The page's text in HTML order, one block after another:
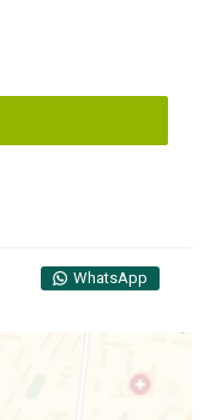
WhatsApp